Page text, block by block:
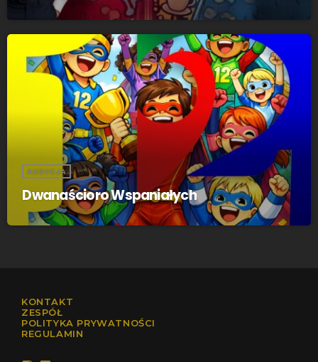
AUDYCJA
Dwanaścioro Wspaniałych
KONTAKT
ZESPÓŁ
POLITYKA PRYWATNOŚCI
REGULAMIN